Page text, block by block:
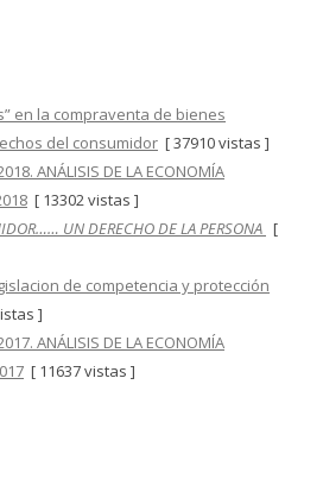
en la compraventa de bienes
del consumidor [ 37910 vistas ]
ANÁLISIS DE LA ECONOMÍA
[ 13302 vistas ]
UN DERECHO DE LA PERSONA [
de competencia y protección
]
ANÁLISIS DE LA ECONOMÍA
[ 11637 vistas ]